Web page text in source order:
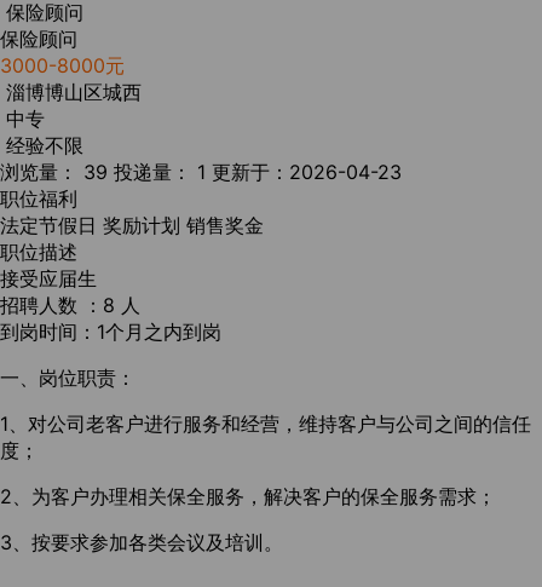
保险顾问
保险顾问
3000-8000元
淄博博山区城西
中专
经验不限
浏览量： 39 投递量： 1 更新于：2026-04-23
职位福利
法定节假日 奖励计划 销售奖金
职位描述
接受应届生
招聘人数 ：8 人
到岗时间：1个月之内到岗
一、岗位职责：
1、对公司老客户进行服务和经营，维持客户与公司之间的信任
度；
2、为客户办理相关保全服务，解决客户的保全服务需求；
3、按要求参加各类会议及培训。